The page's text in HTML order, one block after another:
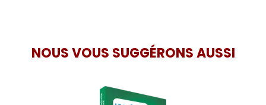
NOUS VOUS SUGGÉRONS AUSSI